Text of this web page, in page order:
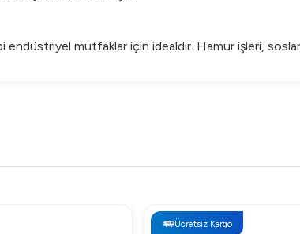
mutfaklar için idealdir. Hamur işleri,
Ücretsiz Kargo